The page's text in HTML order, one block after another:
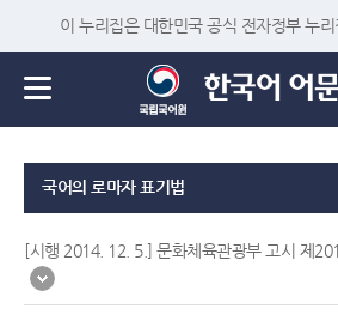
이 누리집은 대한민국 공식 전자정부 누리
국어의 로마자 표기법
[시행 2014. 12. 5.] 문화체육관광부 고시 제